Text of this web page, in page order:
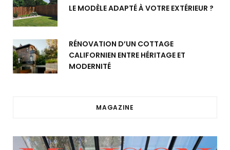
LE MODÈLE ADAPTÉ À VOTRE EXTÉRIEUR ?
RÉNOVATION D’UN COTTAGE
CALIFORNIEN ENTRE HÉRITAGE ET
MODERNITÉ
MAGAZINE